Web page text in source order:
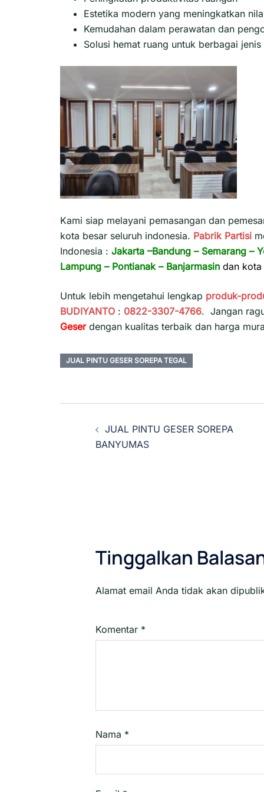
Estetika modern yang meningkatkan
Kemudahan dalam perawatan dan
Solusi hemat ruang untuk berbagai jenis
Kami siap melayani pemasangan dan
kota besar seluruh indonesia. Pabrik Partisi
Indonesia : Jakarta –Bandung – Semarang –
Lampung – Pontianak – Banjarmasin dan
Untuk lebih mengetahui lengkap produk-
BUDIYANTO : 0822-3307-4766. Jangan
Geser dengan kualitas terbaik dan harga
JUAL PINTU GESER SOREPA TEGAL
Navigasi
Tulisan
JUAL PINTU GESER SOREPA
BANYUMAS
Tinggalkan
Alamat email Anda tidak akan
Komentar *
Nama *